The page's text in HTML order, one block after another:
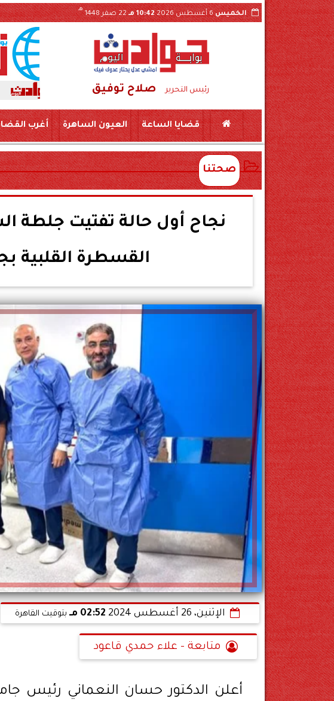
الخميس6 أغسطس 2026 10:42 مـ 22 صفر 1448
هـ
رئيس التحرير صلاح توفيق حملة والقرارات الداخلية عبر «السوشيال ميديا»
قضايا الساعة العيون الساهرة أغرب
صحتنا
نجاح أول حالة تفتيت جلطة
القسطرة القلبية
الإثنين، 26 أغسطس 2024 02:52 مـ بتوقيت القاهرة
متابعة - علاء حمدي قاعود
أعلن الدكتور حسان النعماني رئيس